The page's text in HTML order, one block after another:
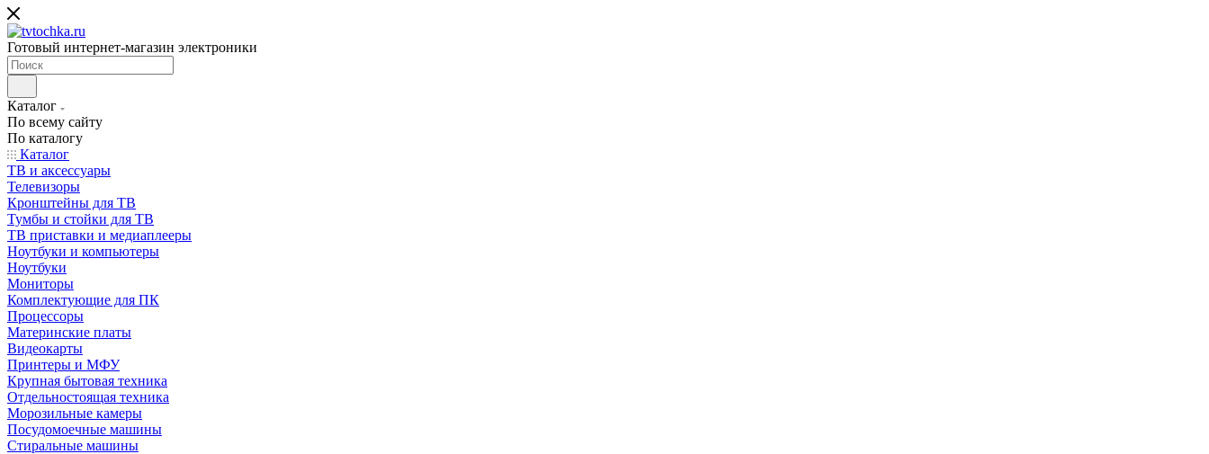
Готовый интернет-магазин электроники
Каталог
По всему сайту
По каталогу
Каталог
ТВ и аксессуары
Телевизоры
Кронштейны для ТВ
Тумбы и стойки для ТВ
ТВ приставки и медиаплееры
Ноутбуки и компьютеры
Ноутбуки
Мониторы
Комплектующие для ПК
Процессоры
Материнские платы
Видеокарты
Принтеры и МФУ
Крупная бытовая техника
Отдельностоящая техника
Морозильные камеры
Посудомоечные машины
Стиральные машины